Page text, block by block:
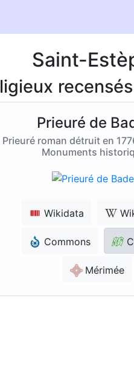
Saint-
Prieuré de
Prieuré roman détruit en
Monuments
Wikidata
Commons
Mérimée